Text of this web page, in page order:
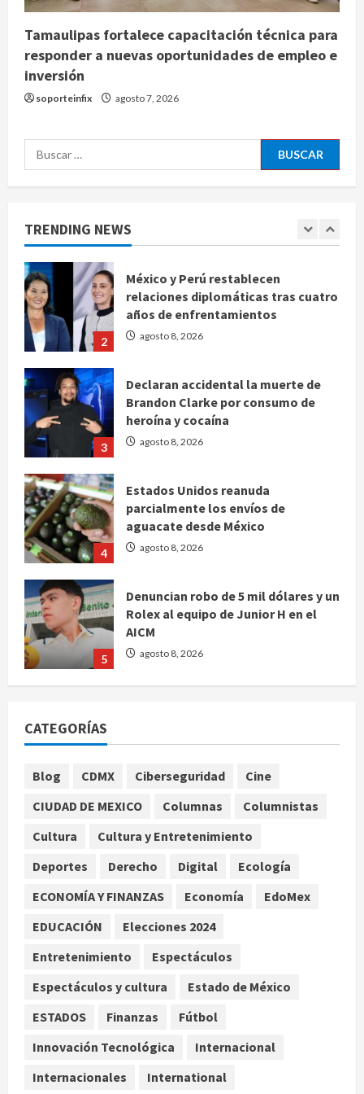
Tamaulipas fortalece capacitación técnica para
responder a nuevas oportunidades de empleo e
inversión
soporteinfix agosto 7, 2026
Buscar:
TRENDING NEWS
Denuncian robo de 5 mil dólares y un
AICM
1
EE. UU. reconoce apoyo de
Sheinbaum contra el narco pero
2
México y Perú restablecen
relaciones diplomáticas tras cuatro
años de enfrentamientos
agosto 8, 2026
3
Declaran accidental la muerte de
Brandon Clarke por consumo de
heroína y cocaína
agosto 8, 2026
4
Estados Unidos reanuda
parcialmente los envíos de
aguacate desde México
agosto 8, 2026
5
Denuncian robo de 5 mil dólares y un
Rolex al equipo de Junior H en el
AICM
agosto 8, 2026
México y Perú restablecen
años de enfrentamientos
agosto 8, 2026
Brandon Clarke por consumo de
heroína y cocaína
4
Estados Unidos reanuda
aguacate desde México
agosto 8, 2026
CATEGORÍAS
Blog CDMX Ciberseguridad
Cine
CIUDAD DE MEXICO
Columnas
Columnistas
Cultura
Cultura y Entretenimiento
Deportes
Derecho Digital
Ecología
ECONOMÍA Y FINANZAS
Economía
EdoMex
EDUCACIÓN
Elecciones 2024
Entretenimiento
Espectáculos
Espectáculos y cultura
Estado de México
ESTADOS
Finanzas
Fútbol
Innovación Tecnológica
Internacional
Internacionales
International